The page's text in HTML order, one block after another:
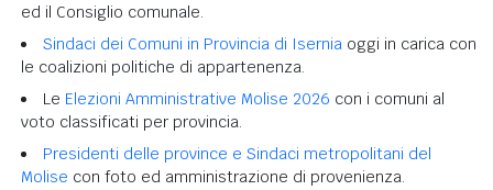
ed il Consiglio comunale.
Sindaci dei Comuni in Provincia di Isernia oggi in carica con
le coalizioni politiche di appartenenza.
Le Elezioni Amministrative Molise 2026 con i comuni al
voto classificati per provincia.
Presidenti delle province e Sindaci metropolitani del
Molise con foto ed amministrazione di provenienza.